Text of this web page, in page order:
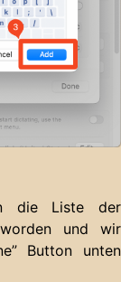
die Liste der
und wir
Button unten